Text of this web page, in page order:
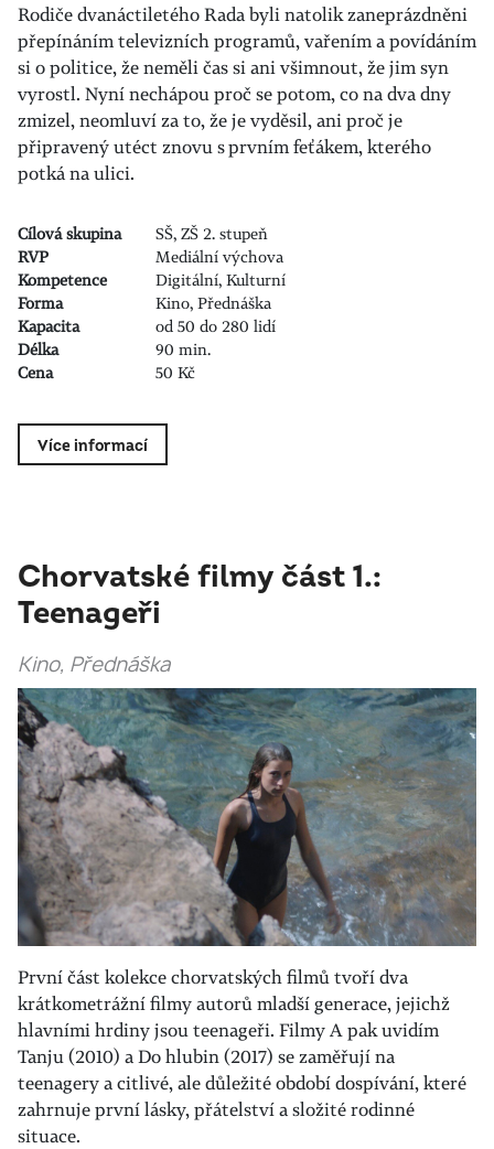
Rodiče dvanáctiletého Rada byli natolik zaneprázdněni
přepínáním televizních programů, vařením a povídáním
si o politice, že neměli čas si ani všimnout, že jim syn
vyrostl. Nyní nechápou proč se potom, co na dva dny
zmizel, neomluví za to, že je vyděsil, ani proč je
připravený utéct znovu s prvním feťákem, kterého
potká na ulici.
Cílová skupina
SŠ, ZŠ 2. stupeň
RVP
Mediální výchova
Kompetence
Digitální, Kulturní
Forma
Kino, Přednáška
Kapacita
od 50 do 280 lidí
Délka
90 min.
Cena
50 Kč
Více informací
Chorvatské filmy část 1.:
Teenageři
Kino, Přednáška
První část kolekce chorvatských filmů tvoří dva
krátkometrážní filmy autorů mladší generace, jejichž
hlavními hrdiny jsou teenageři. Filmy A pak uvidím
Tanju (2010) a Do hlubin (2017) se zaměřují na
teenagery a citlivé, ale důležité období dospívání, které
zahrnuje první lásky, přátelství a složité rodinné
situace.